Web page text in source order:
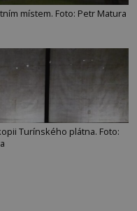
místem. Foto: Petr Matura
Turínského plátna. Foto: